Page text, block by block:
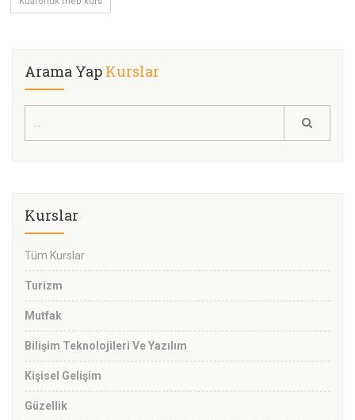
Arama Yap Kurslar
Kurslar
Tüm Kurslar
Turizm
Mutfak
Bilişim Teknolojileri Ve Yazılım
Kişisel Gelişim
Güzellik